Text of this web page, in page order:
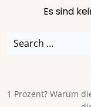
Es sind
Search
1 Prozent? Warum